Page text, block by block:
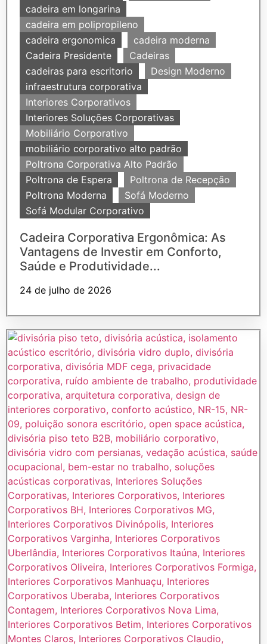
cadeira em longarina
cadeira em polipropileno
cadeira ergonomica
cadeira moderna
Cadeira Presidente
Cadeiras
cadeiras para escritorio
Design Moderno
infraestrutura corporativa
Interiores Corporativos
Interiores Soluções Corporativas
Mobiliário Corporativo
mobiliário corporativo alto padrão
Poltrona Corporativa Alto Padrão
Poltrona de Espera
Poltrona de Recepção
Poltrona Moderna
Sofá Moderno
Sofá Modular Corporativo
Cadeira Corporativa Ergonômica: As
Vantagens de Investir em Conforto,
Saúde e Produtividade...
24 de julho de 2026